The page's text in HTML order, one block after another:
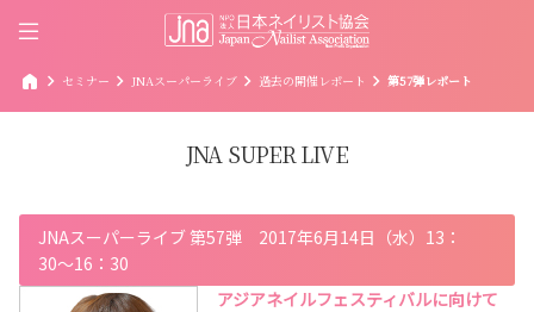
home chevron_right セミナー chevron_right JNAスーパーライブ chevron_right 過去の開催レポート chevron_right 第57弾レポート
JNA SUPER LIVE
JNAスーパーライブ 第57弾 2017年6月14日（水）13：
30〜16：30
アジアネイルフェスティバルに向けて